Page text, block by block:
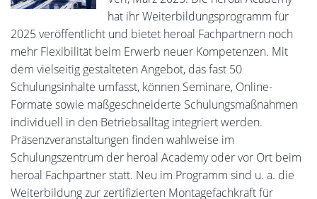
hat ihr Weiterbildungsprogramm für
2025 veröffentlicht und bietet heroal Fachpartnern noch
mehr Flexibilität beim Erwerb neuer Kompetenzen. Mit
dem vielseitig gestalteten Angebot, das fast 50
Schulungsinhalte umfasst, können Seminare, Online-
Formate sowie maßgeschneiderte Schulungsmaßnahmen
individuell in den Betriebsalltag integriert werden.
Präsenzveranstaltungen finden wahlweise im
Schulungszentrum der heroal Academy oder vor Ort beim
heroal Fachpartner statt. Neu im Programm sind u. a. die
Weiterbildung zur zertifizierten Montagefachkraft für